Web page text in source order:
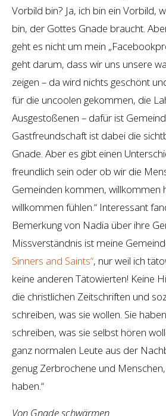
Vorbild bin? Ja, ich bin ein Vorbild,
bin, der Gottes Gnade braucht.
geht es nicht um mein
geht darum, dass wir uns unsere
zeigen – da wird nichts geschönt
für die uncoolen gekommen, die
Ausgestoßenen – dafür ist
Gastfreundschaft ist dabei die
Gnade. Aber es gibt einen
freundlich sein oder ob wir die
Gemeinden kommen, willkommen
willkommen fühlen.“ Interessant
Bemerkung von Nadia über ihre
Missverständnis ist meine
Sinners and Saints“, nur weil ich
keine anderen Tätowierten! Keine
die christlichen Zeitschriften und
schreiben, was sie wollen. Sie
schreiben, was sie selbst hören
ganz normalen Leute aus der
genug Zerbrochene und
haben.“
Von Gnade schwärmen